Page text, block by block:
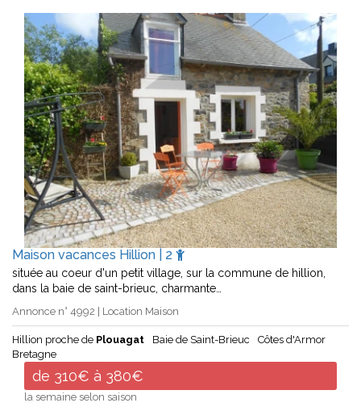
Maison vacances Hillion | 2
située au coeur d'un petit village, sur la commune de hillion,
dans la baie de saint-brieuc, charmante…
Annonce n° 4992 | Location Maison
Hillion proche de Plouagat Baie de Saint-Brieuc
Côtes d'Armor
Bretagne
de 310€ à 380€
la semaine selon saison